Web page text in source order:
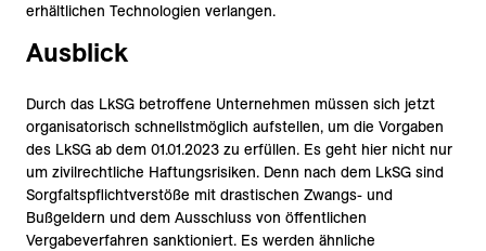
erhältlichen Technologien verlangen.
Ausblick
Durch das LkSG betroffene Unternehmen müssen sich jetzt
organisatorisch schnellstmöglich aufstellen, um die Vorgaben
des LkSG ab dem 01.01.2023 zu erfüllen. Es geht hier nicht nur
um zivilrechtliche Haftungsrisiken. Denn nach dem LkSG sind
Sorgfaltspflichtverstöße mit drastischen Zwangs- und
Bußgeldern und dem Ausschluss von öffentlichen
Vergabeverfahren sanktioniert. Es werden ähnliche